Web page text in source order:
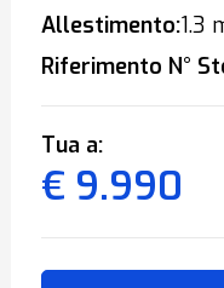
Allestimento:1.3
Riferimento N°
Tua a:
€ 9.990